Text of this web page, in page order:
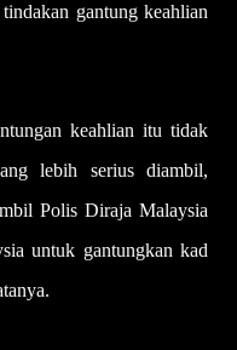
gantung keahlian
keahlian itu tidak
lebih serius diambil,
Polis Diraja Malaysia
untuk gantungkan kad